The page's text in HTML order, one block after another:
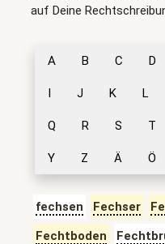
auf Deine
A B C D
I J K L
Q R S T
Y Z Ä Ö
fechsen Fechser
Fechtboden